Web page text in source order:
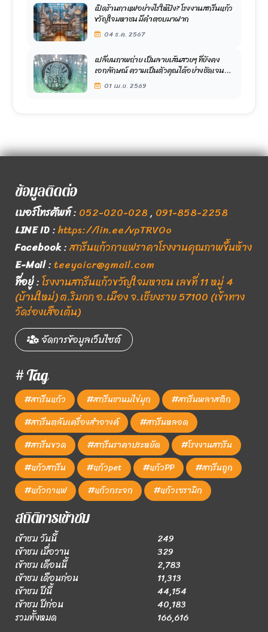
เปิดร้านกาแฟอย่างไรให้ปัง? โรงงานสกรีนแก้ว
ขวัญใจมหาชน มีคำตอบมาฝาก
04 ธ.ค. 2567
เปลี่ยนภาพถ่าย เป็นลายเส้นสวยๆ ที่ยังคง
เอกลักษณ์ ความเป็นตัวคุณได้อย่างชัดเจน
ด้วยทีมงานออกแบบมืออาชีพ โรงงานสกรีน
แก้ว ขวัญใจมหาชน
01 เม.ย. 2569
ข้อมูลติดต่อ
เบอร์โทรศัพท์: 052-020-028, 091-858-2258
LINE ID:https://lin.ee/vpTRVOo
Facebook:สกรีนแก้วกาแฟราคาโรงงานคุณภาพขึ้นห้าง
E-Mail:teeyaicr@gmail.com
ที่อยู่:โรงงานสกรีนแก้วขวัญใจมหาชน เลขที่ 11 หมู่ 4
(บ้านใหม่) ต.ริมกก อ.เมือง จ.เชียงราย 57100 (เข้าทาง
วัดร่องเสือเต้น)
จัดการข้อมูลเว็บไซต์
# Tag
#สกรีนแก้ว #สกรีนชานมไข่มุก
#สกรีนพลาสติก
#สกรีนตลับเครื่องสำอางค์
#สกรีนหลอด
#สกรีนขวด
#สกรีนราคาประหยัด
#โรงงานสกรีน
#แก้วสกรีน
#แก้วpet #แก้วPP
#สกรีนถูก
#แก้วกาแฟ
#แก้วกระจก #แก้วเซรามิก
สถิติการเข้าชม
เข้าชม วันนี้
249
เข้าชม เมื่อวาน
329
เข้าชม เดือนนี้
2,783
เข้าชม เดือนก่อน
11,313
เข้าชม ปีนี้
44,154
เข้าชม ปีก่อน
40,183
รวมทั้งหมด
166,616